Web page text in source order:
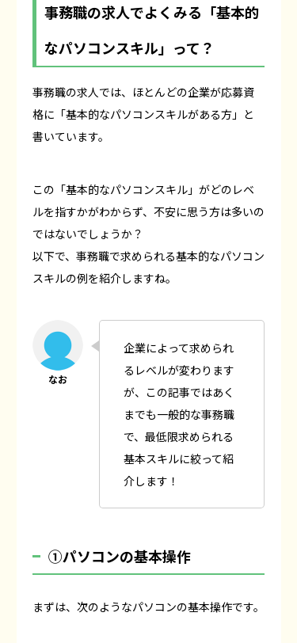
事務職の求人でよくみる「基本的
なパソコンスキル」って？
事務職の求人では、ほとんどの企業が応募資
格に「基本的なパソコンスキルがある方」と
書いています。
この「基本的なパソコンスキル」がどのレベ
ルを指すかがわからず、不安に思う方は多いの
ではないでしょうか？
以下で、事務職で求められる基本的なパソコン
スキルの例を紹介しますね。
企業によって求められ
るレベルが変わります
が、この記事ではあく
までも一般的な事務職
で、最低限求められる
基本スキルに絞って紹
介します！
①パソコンの基本操作
まずは、次のようなパソコンの基本操作です。